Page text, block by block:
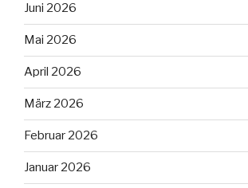
Juni 2026
Mai 2026
April 2026
März 2026
Februar 2026
Januar 2026